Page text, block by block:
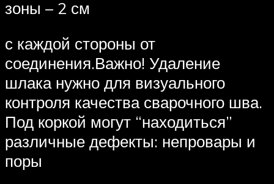
зоны – 2 см
с каждой стороны от
соединения.Важно! Удаление
шлака нужно для визуального
контроля качества сварочного шва.
Под коркой могут “находиться”
различные дефекты: непровары и
поры